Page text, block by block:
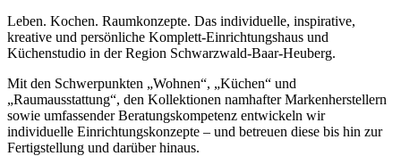
Leben. Kochen. Raumkonzepte. Das individuelle, inspirative,
kreative und persönliche Komplett-Einrichtungshaus und
Küchenstudio in der Region Schwarzwald-Baar-Heuberg.
Mit den Schwerpunkten „Wohnen“, „Küchen“ und
„Raumausstattung“, den Kollektionen namhafter Markenherstellern
sowie umfassender Beratungskompetenz entwickeln wir
individuelle Einrichtungskonzepte – und betreuen diese bis hin zur
Fertigstellung und darüber hinaus.